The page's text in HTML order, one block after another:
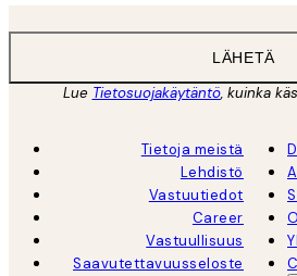
LÄHETÄ
Lue Tietosuojakäytäntö, kuinka
Tietoja meistä
Lehdistö
Vastuutiedot
Career
Vastuullisuus
Saavutettavuusseloste